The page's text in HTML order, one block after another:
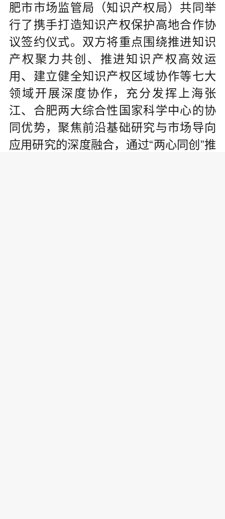
肥市市场监管局（知识产权局）共同举
行了携手打造知识产权保护高地合作协
议签约仪式。双方将重点围绕推进知识
产权聚力共创、推进知识产权高效运
用、建立健全知识产权区域协作等七大
领域开展深度协作，充分发挥上海张
江、合肥两大综合性国家科学中心的协
同优势，聚焦前沿基础研究与市场导向
应用研究的深度融合，通过“两心同创”推